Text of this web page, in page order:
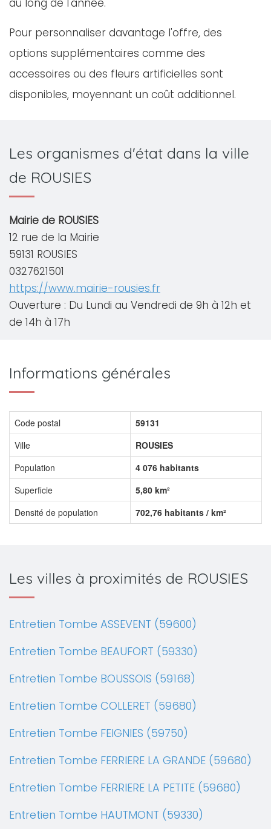
au long de l'année.
Pour personnaliser davantage l'offre, des
options supplémentaires comme des
accessoires ou des fleurs artificielles sont
disponibles, moyennant un coût additionnel.
Les organismes d'état dans la ville
de ROUSIES
Mairie de ROUSIES
12 rue de la Mairie
59131 ROUSIES
0327621501
https://www.mairie-rousies.fr
Ouverture : Du Lundi au Vendredi de 9h à 12h et
de 14h à 17h
Informations générales
Code postal
59131
Ville
ROUSIES
Population
4 076 habitants
Superficie
5,80 km²
Densité de population
702,76 habitants / km²
Les villes à proximités de ROUSIES
Entretien Tombe ASSEVENT (59600)
Entretien Tombe BEAUFORT (59330)
Entretien Tombe BOUSSOIS (59168)
Entretien Tombe COLLERET (59680)
Entretien Tombe FEIGNIES (59750)
Entretien Tombe FERRIERE LA GRANDE (59680)
Entretien Tombe FERRIERE LA PETITE (59680)
Entretien Tombe HAUTMONT (59330)